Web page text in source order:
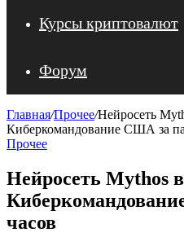
Курсы криптовалют
Форум
Главная/Прочее/Нейросеть
Киберкомандование США за
Прочее
Нейросеть Mythos
часов